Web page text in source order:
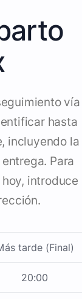
vía
hasta
incluyendo la
Para
introduce
tarde (Final)
20:00